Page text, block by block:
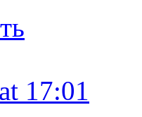
at 17:01